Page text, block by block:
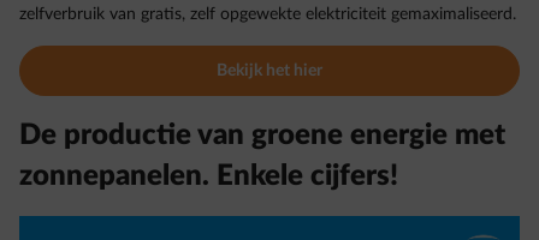
zelfverbruik van gratis, zelf opgewekte elektriciteit gemaximaliseerd.
Bekijk het hier
De productie van groene energie met
zonnepanelen. Enkele cijfers!